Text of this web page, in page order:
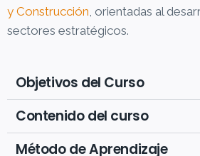
y Construcción, orientadas al
sectores estratégicos.
Objetivos del Curso
Contenido del curso
Método de Aprendizaje